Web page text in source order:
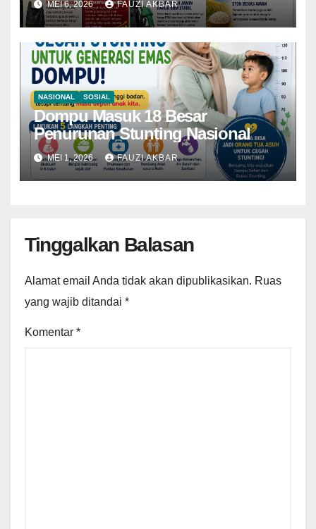
MEI 6, 2026 FAUZI AKBAR
NASIONAL SOSIAL
Dompu Masuk 18 Besar
Penurunan Stunting Nasional
MEI 1, 2026 FAUZI AKBAR
Tinggalkan Balasan
Alamat email Anda tidak akan dipublikasikan. Ruas
yang wajib ditandai *
Komentar *